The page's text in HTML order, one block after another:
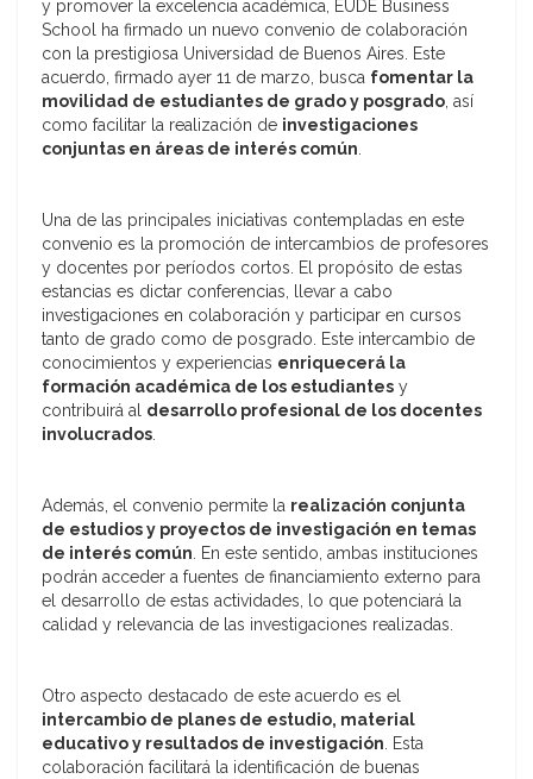
y promover la excelencia académica, EUDE Business
School ha firmado un nuevo convenio de colaboración
con la prestigiosa Universidad de Buenos Aires. Este
acuerdo, firmado ayer 11 de marzo, busca fomentar la
movilidad de estudiantes de grado y posgrado, así
como facilitar la realización de investigaciones
conjuntas en áreas de interés común.
Una de las principales iniciativas contempladas en este
convenio es la promoción de intercambios de profesores
y docentes por períodos cortos. El propósito de estas
estancias es dictar conferencias, llevar a cabo
investigaciones en colaboración y participar en cursos
tanto de grado como de posgrado. Este intercambio de
conocimientos y experiencias enriquecerá la
formación académica de los estudiantes y
contribuirá al desarrollo profesional de los docentes
involucrados.
Además, el convenio permite la realización conjunta
de estudios y proyectos de investigación en temas
de interés común. En este sentido, ambas instituciones
podrán acceder a fuentes de financiamiento externo para
el desarrollo de estas actividades, lo que potenciará la
calidad y relevancia de las investigaciones realizadas.
Otro aspecto destacado de este acuerdo es el
intercambio de planes de estudio, material
educativo y resultados de investigación. Esta
colaboración facilitará la identificación de buenas